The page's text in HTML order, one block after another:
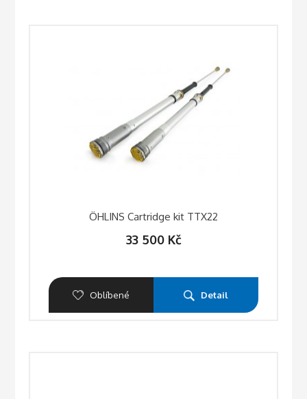
ÖHLINS Cartridge kit TTX22
33 500 Kč
Oblíbené Detail